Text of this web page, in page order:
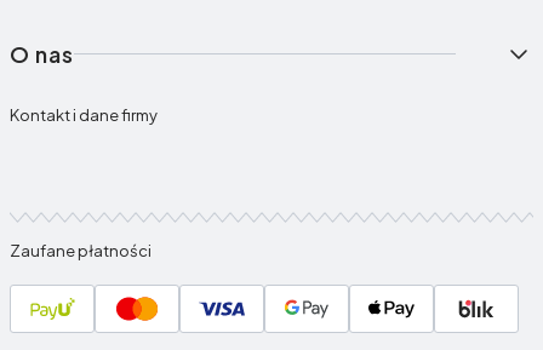
O nas
Kontakt i dane firmy
Zaufane płatności